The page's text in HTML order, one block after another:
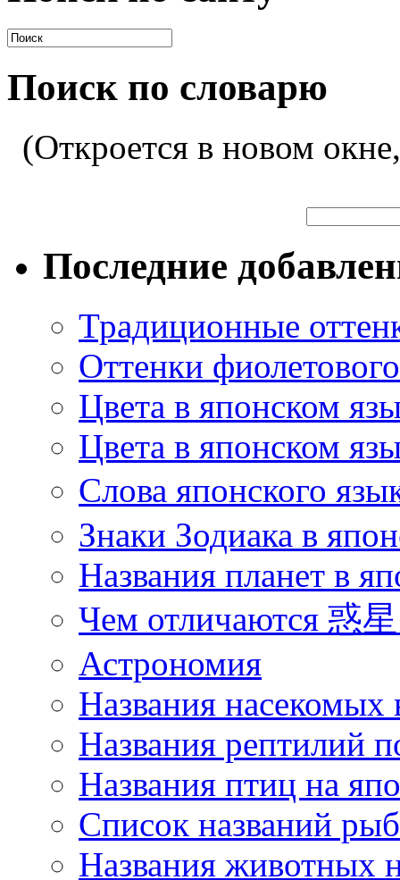
Поиск по словарю
(Откроется в новом
Последние
Традиционные
Оттенки
Цвета в японском
Цвета в японском
Слова японского
Знаки Зодиака в
Названия планет в
Чем отличаются 惑
Астрономия
Названия насекомых
Названия рептилий
Названия птиц на
Список названий
Названия животных